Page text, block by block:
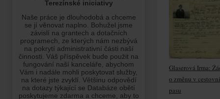
Glaserová Irma:
o změnu v
pasu